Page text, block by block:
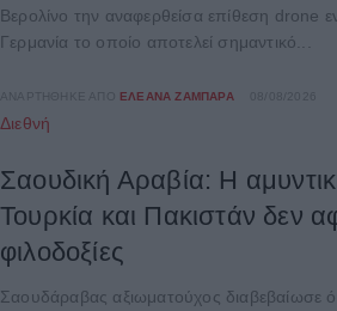
Βερολίνο την αναφερθείσα επίθεση drone
Γερμανία το οποίο αποτελεί σημαντικό...
ΑΝΑΡΤΉΘΗΚΕ ΑΠΌ ΕΛΕΆΝΑ ΖΑΜΠΆΡΑ
Διεθνή
Σαουδική Αραβία: Η
Τουρκία και Πακιστάν δεν
φιλοδοξίες
Σαουδάραβας αξιωματούχος διαβεβαίωσε